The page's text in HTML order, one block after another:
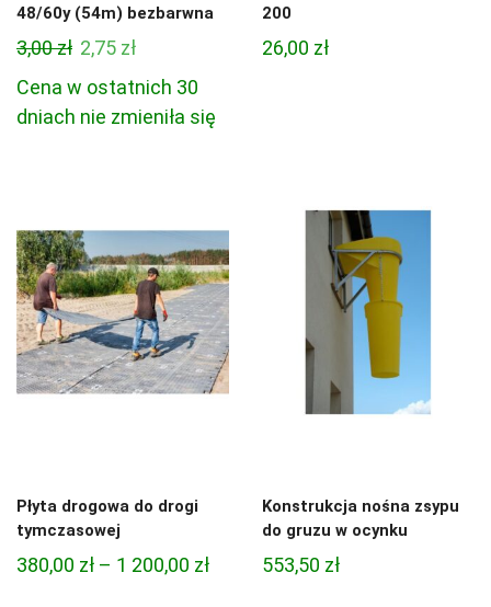
48/60y (54m) bezbarwna
3,00zł Pierwotna
cena
wynosiła:
2,75 złAktualna
cena
wynosi:
Cena w ostatnich 30
dniach nie zmieniła się
200
26,00 zł
Płyta drogowa do drogi
tymczasowej
380,00 zł – 1 200,00 złZakres
Konstrukcja nośna zsypu
do gruzu w ocynku
553,50 zł